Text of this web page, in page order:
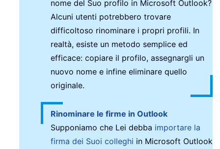
nome del Suo profilo in Microsoft Outlook?
Alcuni utenti potrebbero trovare
difficoltoso rinominare i propri profili. In
realtà, esiste un metodo semplice ed
efficace: copiare il profilo, assegnargli un
nuovo nome e infine eliminare quello
originale.
Rinominare le firme in Outlook
Supponiamo che Lei debba importare la
firma dei Suoi colleghi in Microsoft Outlook